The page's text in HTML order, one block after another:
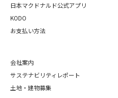
日本マクドナルド公式アプリ
KODO
お支払い方法
会社案内
サステナビリティレポート
土地・建物募集